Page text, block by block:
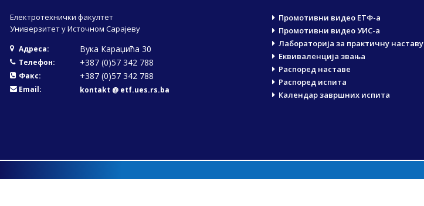
Електротехнички факултет
Универзитет у Источном Сарајеву
Адреса: Вука Караџића 30
Телефон: +387 (0)57 342 788
Факс: +387 (0)57 342 788
Email: kontakt @ etf.ues.rs.ba
Промотивни видео ЕТФ-а
Промотивни видео УИС-а
Лабораторија за практичну наставу
Еквиваленција звања
Распоред наставе
Распоред испита
Календар завршних испита